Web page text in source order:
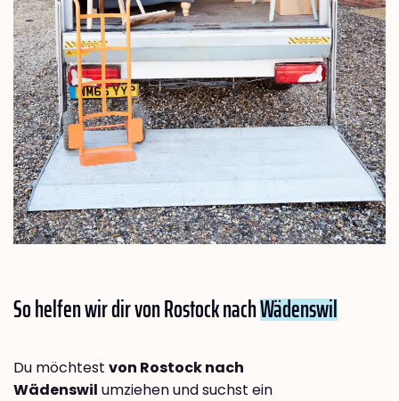
So helfen wir dir von Rostock nachWädenswil
Du möchtest von Rostock nach
Wädenswil umziehen und suchst ein